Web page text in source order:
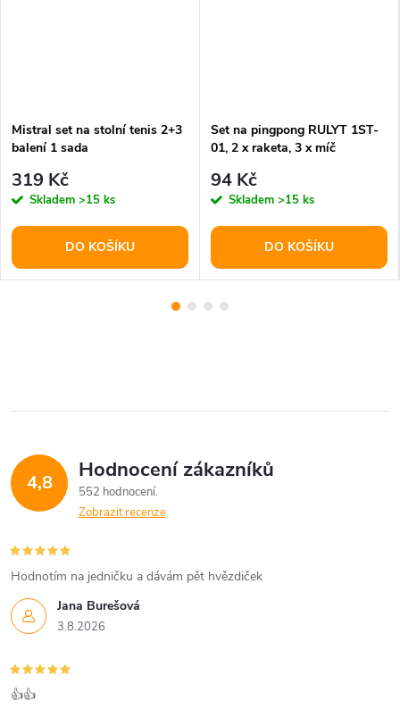
Mistral set na stolní tenis 2+3
balení 1 sada
319 Kč
Skladem >15 ks
DO KOŠÍKU
Set na pingpong RULYT 1ST-
01, 2 x raketa, 3 x míč
94 Kč
Skladem >15 ks
DO KOŠÍKU
4,8 Hodnocení zákazníků
552 hodnocení
Zobrazit recenze
Jana Burešová
3.8.2026
Hodnotím na jedničku a dávám pět hvězdiček
👍👍